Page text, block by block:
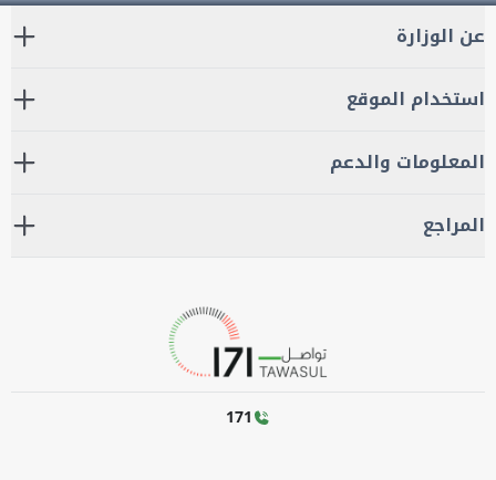
عن الوزارة
استخدام الموقع
المعلومات والدعم
المراجع
171